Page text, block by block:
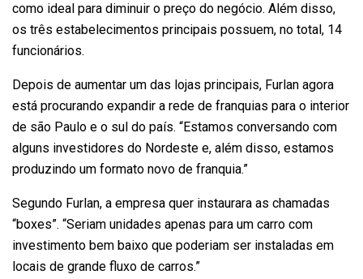
como ideal para diminuir o preço do negócio. Além disso,
os três estabelecimentos principais possuem, no total, 14
funcionários.
Depois de aumentar um das lojas principais, Furlan agora
está procurando expandir a rede de franquias para o interior
de são Paulo e o sul do país. “Estamos conversando com
alguns investidores do Nordeste e, além disso, estamos
produzindo um formato novo de franquia.”
Segundo Furlan, a empresa quer instaurara as chamadas
“boxes”. “Seriam unidades apenas para um carro com
investimento bem baixo que poderiam ser instaladas em
locais de grande fluxo de carros.”